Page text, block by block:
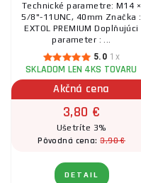
Technické parametre: M14 ×
5/8"-11UNC, 40mm Značka :
EXTOL PREMIUM Doplňujúci
parameter : ...
5.0 1x
SKLADOM LEN 4KS TOVARU
Akčná cena
3,80 €
Ušetríte 3%
Pôvodná cena:3,90 €
DETAIL